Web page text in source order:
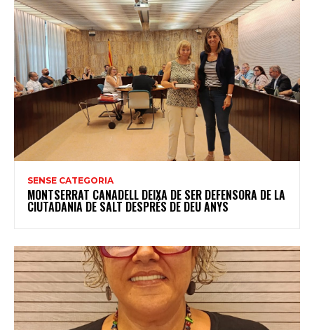
SENSE CATEGORIA
MONTSERRAT CANADELL DEIXA DE SER DEFENSORA DE LA
CIUTADANIA DE SALT DESPRÉS DE DEU ANYS